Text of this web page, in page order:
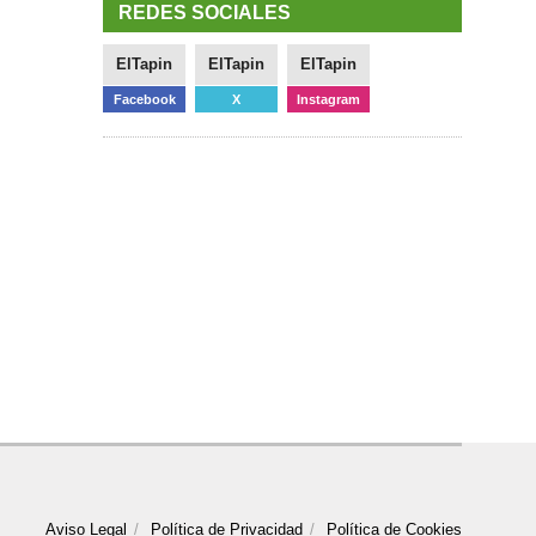
REDES SOCIALES
ElTapin
Facebook
ElTapin
X
ElTapin
Instagram
Aviso Legal Política de Privacidad Política de Cookies